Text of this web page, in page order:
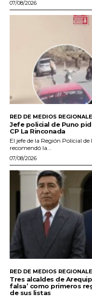
07/08/2026
RED DE MEDIOS
Jefe policial de Puno
CP La Rinconada
El jefe de la Región Policial
recomendó la...
07/08/2026
RED DE MEDIOS
Tres alcaldes de
falsa’ como primeros
de sus listas